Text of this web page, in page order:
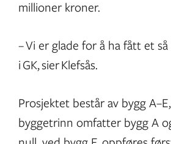
millioner kroner.
– Vi er glade for å ha fått et
i GK, sier Klefsås.
Prosjektet består av bygg
byggetrinn omfatter bygg A